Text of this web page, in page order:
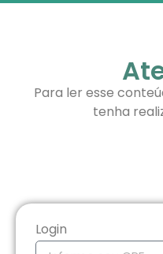
Para ler esse
tenha
Login